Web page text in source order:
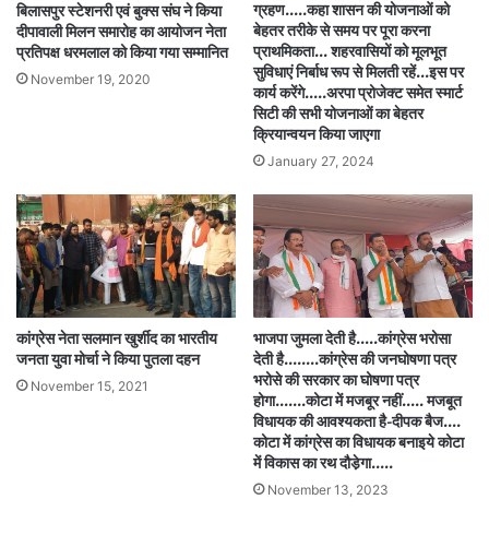
बिलासपुर स्टेशनरी एवं बुक्स संघ ने किया
दीपावाली मिलन समारोह का आयोजन नेता
प्रतिपक्ष धरमलाल को किया गया सम्मानित
November 19, 2020
ग्रहण…..कहा शासन की योजनाओं को
बेहतर तरीके से समय पर पूरा करना
प्राथमिकता… शहरवासियों को मूलभूत
सुविधाएं निर्बाध रूप से मिलती रहें…इस पर
कार्य करेंगे.….अरपा प्रोजेक्ट समेत स्मार्ट
सिटी की सभी योजनाओं का बेहतर
क्रियान्वयन किया जाएगा
January 27, 2024
कांग्रेस नेता सलमान खुर्शीद का भारतीय
जनता युवा मोर्चा ने किया पुतला दहन
November 15, 2021
भाजपा जुमला देती है…..कांग्रेस भरोसा
देती है……..कांग्रेस की जनघोषणा पत्र
भरोसे की सरकार का घोषणा पत्र
होगा…….कोटा में मजबूर नहीं….. मजबूत
विधायक की आवश्यकता है-दीपक बैज….
कोटा में कांग्रेस का विधायक बनाइये कोटा
में विकास का रथ दौडे़गा…..
November 13, 2023